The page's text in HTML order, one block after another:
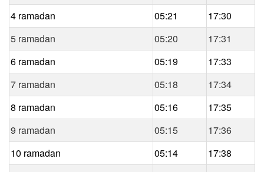
4 ramadan
05:21
17:30
5 ramadan
05:20
17:31
6 ramadan
05:19
17:33
7 ramadan
05:18
17:34
8 ramadan
05:16
17:35
9 ramadan
05:15
17:36
10 ramadan
05:14
17:38